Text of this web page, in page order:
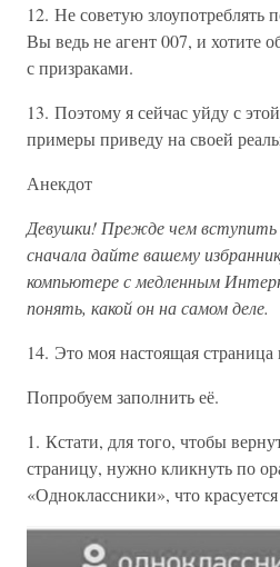
12. Не советую
Вы ведь не агент 007, и хотите
с призраками.
13. Поэтому я сейчас уйду с
примеры приведу на своей
Анекдот
Девушки! Прежде чем вступить
сначала дайте вашему
компьютере с медленным
понять, какой он на самом деле.
14. Это моя настоящая
Попробуем заполнить её.
1. Кстати, для того, чтобы
страницу, нужно кликнуть по
«Одноклассники», что